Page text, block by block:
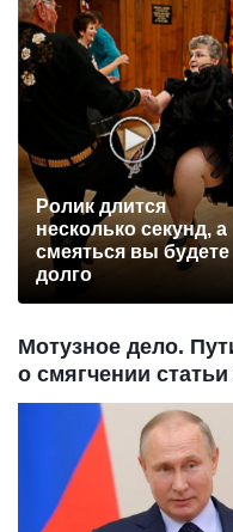
Ролик длится
несколько секунд, а
смеяться вы будете
долго
Мотузное дело.
о смягчении